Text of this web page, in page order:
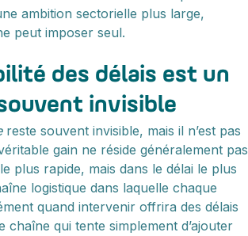
ambition sectorielle plus large,
peut imposer seul.
des délais est un
invisible
reste souvent invisible, mais il n’est pas
gain ne réside généralement pas
plus rapide, mais dans le délai le plus
logistique dans laquelle chaque
quand intervenir offrira des délais
chaîne qui tente simplement d’ajouter